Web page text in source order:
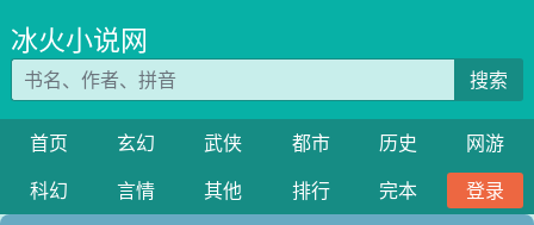
冰火小说网
搜索
首页 玄幻 武侠 都市 历史
网游
科幻
言情 其他 排行 完本
登录